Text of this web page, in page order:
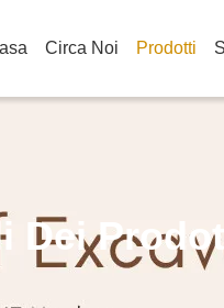
Circa Noi Prodotti
Dei